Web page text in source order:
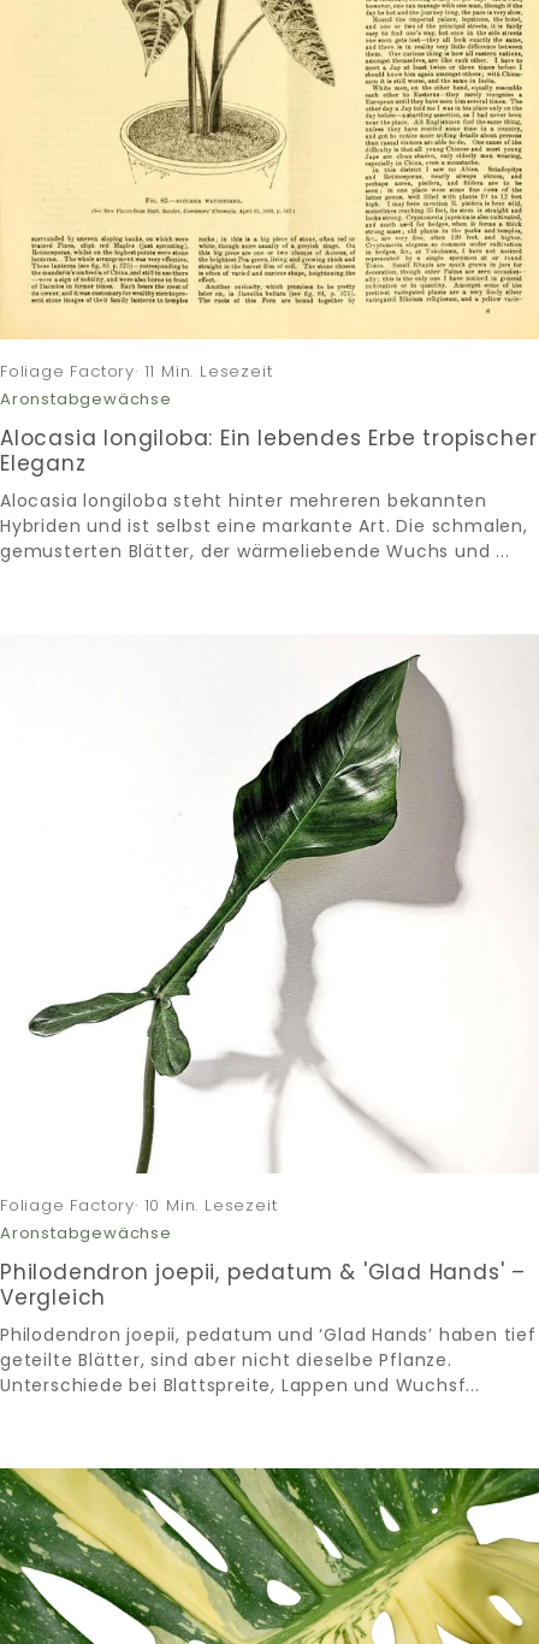
Foliage Factory· 11 Min. Lesezeit
Aronstabgewächse
Alocasia longiloba: Ein lebendes Erbe tropischer
Eleganz
Alocasia longiloba steht hinter mehreren bekannten
Hybriden und ist selbst eine markante Art. Die schmalen,
gemusterten Blätter, der wärmeliebende Wuchs und ...
Foliage Factory· 10 Min. Lesezeit
Aronstabgewächse
Philodendron joepii, pedatum & 'Glad Hands' –
Vergleich
Philodendron joepii, pedatum und ‘Glad Hands’ haben tief
geteilte Blätter, sind aber nicht dieselbe Pflanze.
Unterschiede bei Blattspreite, Lappen und Wuchsf...